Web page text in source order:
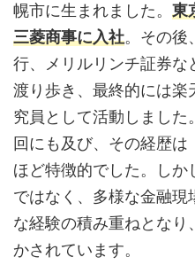
幌市に生まれました。 東
三菱商事に入社。その後
行、メリルリンチ証券な
渡り歩き、最終的には
究員として活動しました
回にも及び、その経歴
ほど特徴的でした。しか
ではなく、多様な金融
な経験の積み重ねとな
かされています。